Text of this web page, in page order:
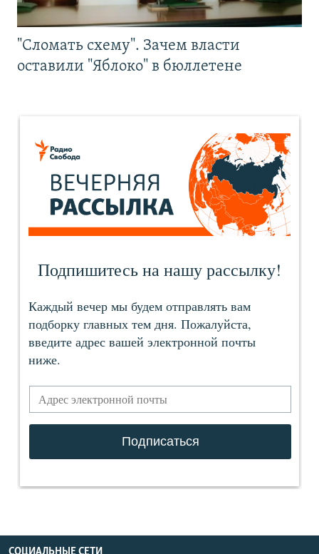
"Сломать схему". Зачем власти
оставили "Яблоко" в бюллетене